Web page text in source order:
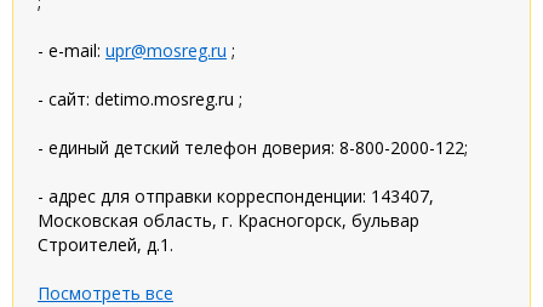
- e-mail: upr@mosreg.ru ;
- сайт: detimo.mosreg.ru ;
- единый детский телефон доверия: 8-800-2000-122;
- адрес для отправки корреспонденции: 143407,
Московская область, г. Красногорск, бульвар
Строителей, д.1.
Посмотреть все